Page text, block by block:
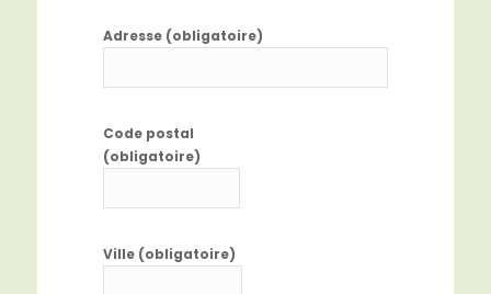
Adresse (obligatoire)
Code postal
(obligatoire)
Ville (obligatoire)